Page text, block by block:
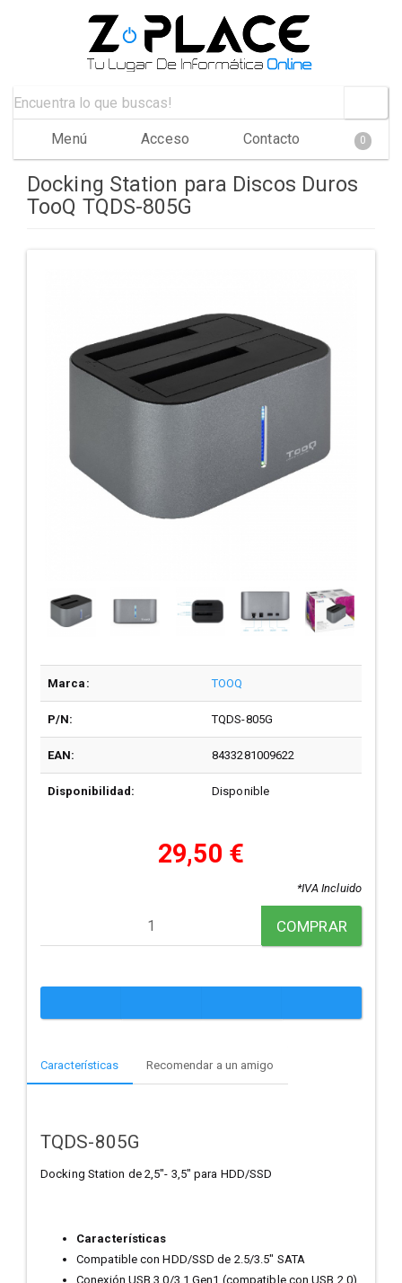
Menú Acceso Contacto 0
Docking Station para Discos Duros
TooQ TQDS-805G
Marca: TOOQ
P/N: TQDS-805G
EAN: 8433281009622
Disponibilidad: Disponible
29,50 €
*IVA Incluido
COMPRAR
Características Recomendar a un amigo
TQDS-805G
Docking Station de 2,5"- 3,5" para HDD/SSD
Características
Compatible con HDD/SSD de 2.5/3.5" SATA
Conexión USB 3.0/3.1 Gen1 (compatible con USB 2.0)